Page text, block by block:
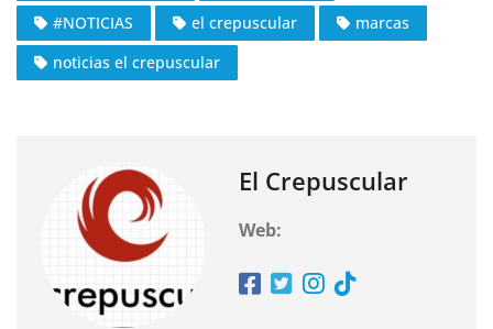
#NOTICIAS
el crepuscular
marcas
noticias el crepuscular
El Crepuscular
Web: